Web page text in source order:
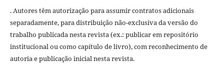
. Autores têm autorização para assumir contratos adicionais
separadamente, para distribuição não-exclusiva da versão do
trabalho publicada nesta revista (ex.: publicar em repositório
institucional ou como capítulo de livro), com reconhecimento de
autoria e publicação inicial nesta revista.